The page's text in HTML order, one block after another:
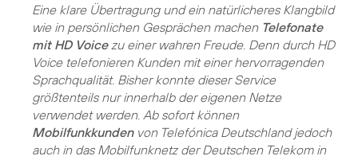
Eine klare Übertragung und ein natürlicheres Klangbild
wie in persönlichen Gesprächen machen Telefonate
mit HD Voicezu einer wahren Freude. Denn durch HD
Voice telefonieren Kunden mit einer hervorragenden
Sprachqualität. Bisher konnte dieser Service
größtenteils nur innerhalb der eigenen Netze
verwendet werden. Ab sofort können
Mobilfunkkundenvon Telefónica Deutschland jedoch
auch in das Mobilfunknetz der Deutschen Telekom in